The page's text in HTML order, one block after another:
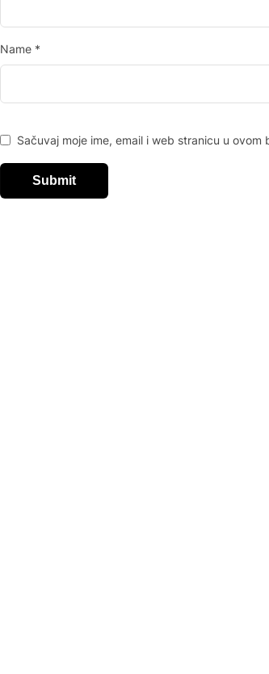
Name *
Sačuvaj moje ime, email i web stranicu u